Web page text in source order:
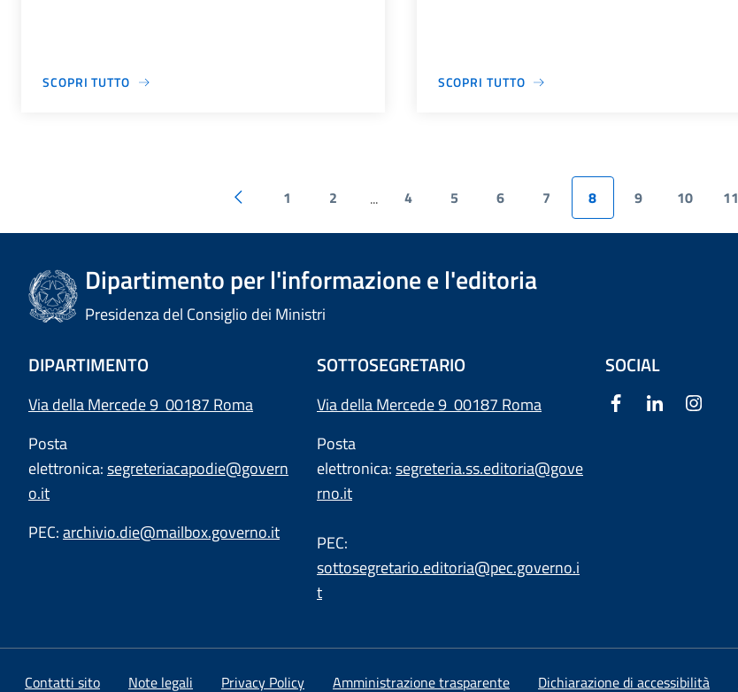
SCOPRI TUTTO SCOPRI TUTTO
1 2 ... 4 5 6 7 8 9 10 11
Dipartimento per l'informazione e l'editoria
Presidenza del Consiglio dei Ministri
DIPARTIMENTO
Via della Mercede 9 00187 Roma
Posta
elettronica:segreteriacapodie@govern
o.it
PEC:archivio.die@mailbox.governo.it
SOTTOSEGRETARIO
Via della Mercede 9 00187 Roma
Posta
elettronica:segreteria.ss.editoria@gove
rno.it
PEC:
sottosegretario.editoria@pec.governo.i
t
SOCIAL
Contatti sito Note legali Privacy Policy Amministrazione trasparente Dichiarazione di accessibilità